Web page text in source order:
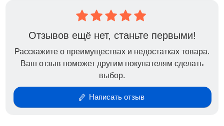
Отзывов ещё нет, станьте первыми!
Расскажите о преимуществах и недостатках товара.
Ваш отзыв поможет другим покупателям сделать
выбор.
Написать отзыв